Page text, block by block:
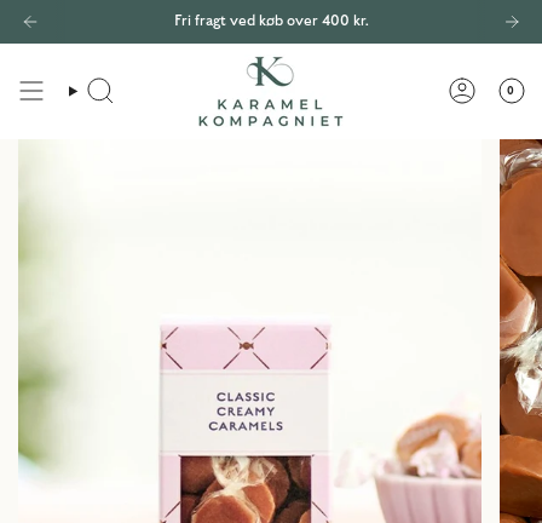
Fri fragt ved køb over 400 kr.
SEARCH 0